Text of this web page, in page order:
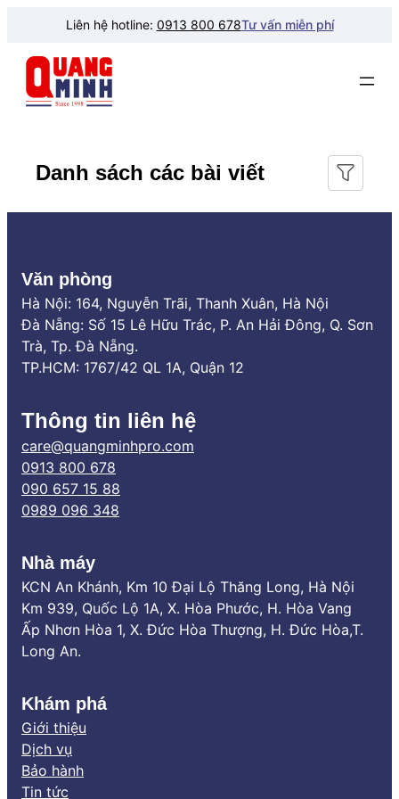
phần
dung
Liên hệ hotline: 0913 800 678Tư vấn miễn phí
Danh sách các bài viết
Văn phòng
Hà Nội: 164, Nguyễn Trãi, Thanh Xuân, Hà Nội
Đà Nẵng: Số 15 Lê Hữu Trác, P. An Hải Đông, Q. Sơn
Trà, Tp. Đà Nẵng.
TP.HCM: 1767/42 QL 1A, Quận 12
Thông tin liên hệ
care@quangminhpro.com
0913 800 678
090 657 15 88
0989 096 348
Nhà máy
KCN An Khánh, Km 10 Đại Lộ Thăng Long, Hà Nội
Km 939, Quốc Lộ 1A, X. Hòa Phước, H. Hòa Vang
Ấp Nhơn Hòa 1, X. Đức Hòa Thượng, H. Đức Hòa,T.
Long An.
Khám phá
Giới thiệu
Dịch vụ
Bảo hành
Tin tức